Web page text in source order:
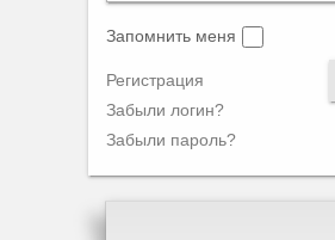
Запомнить меня
Регистрация
Забыли логин?
Забыли пароль?